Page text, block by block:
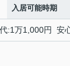
入居可能時期
:1万1,000円 安